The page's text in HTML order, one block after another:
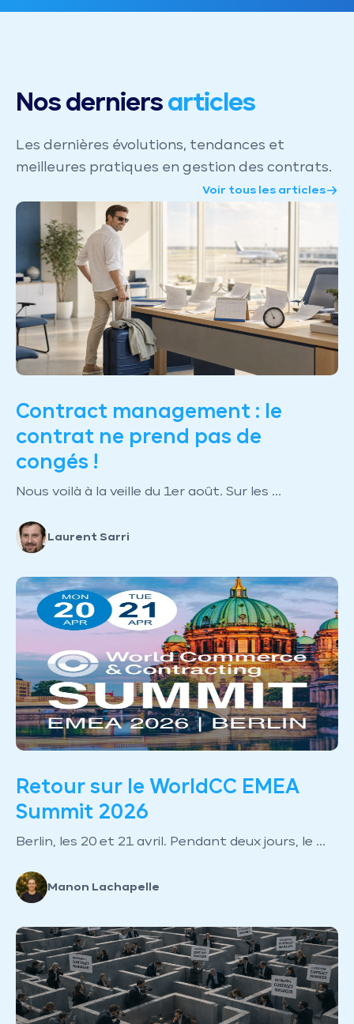
Nos derniers articles
Les dernières évolutions, tendances et
meilleures pratiques en gestion des contrats.
Voir tous les articles
Contract management : le
contrat ne prend pas de
congés !
Nous voilà à la veille du 1er août. Sur les ...
Laurent Sarri
Retour sur le WorldCC EMEA
Summit 2026
Berlin, les 20 et 21 avril. Pendant deux jours, le ...
Manon Lachapelle